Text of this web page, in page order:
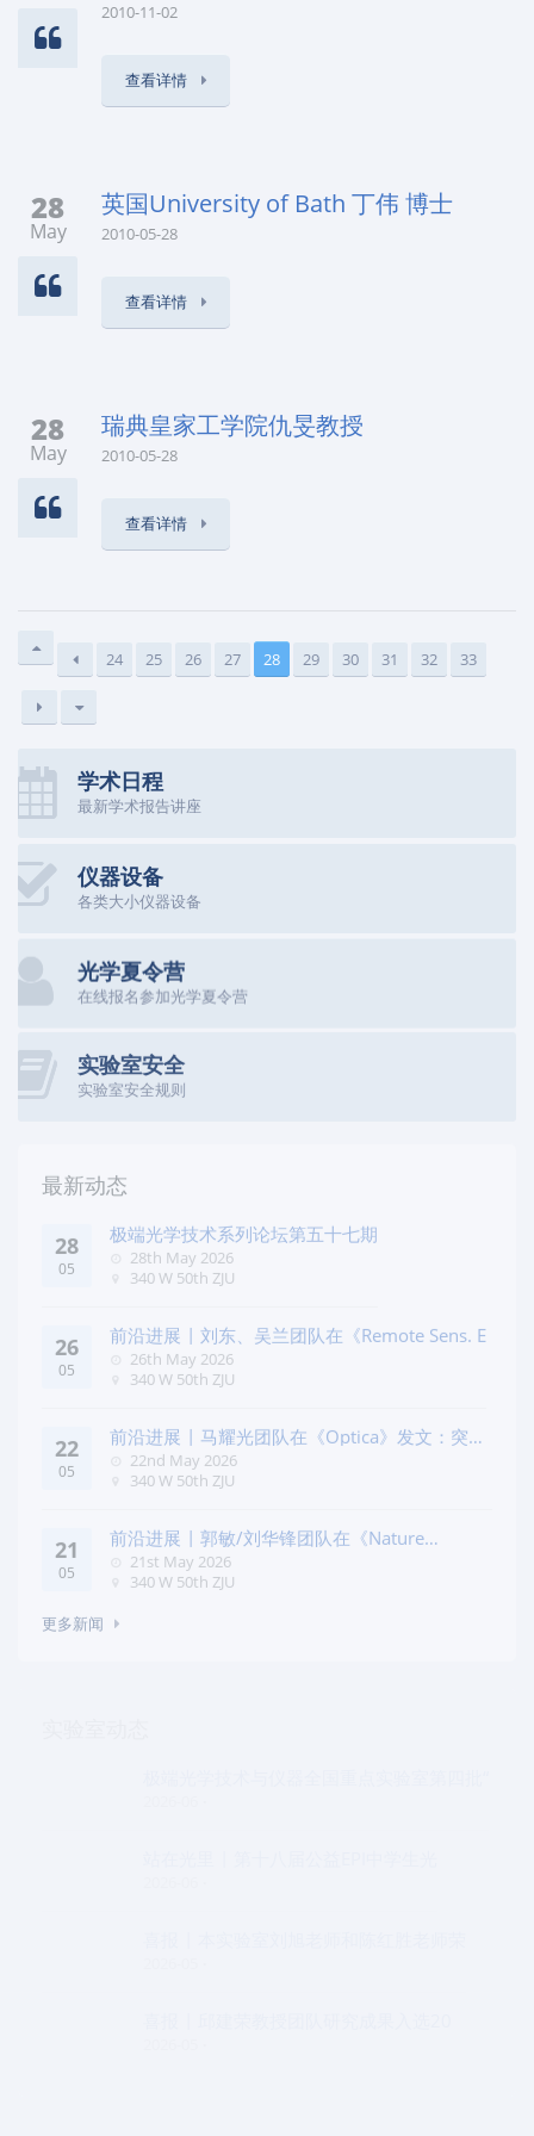
2010-11-02
查看详情
28
May
英国University of Bath 丁伟 博士
2010-05-28
查看详情
28
May
瑞典皇家工学院仇旻教授
2010-05-28
查看详情
24 25 26 27 28 29 30 31 32 33
学术日程
最新学术报告讲座
仪器设备
各类大小仪器设备
光学夏令营
在线报名参加光学夏令营
实验室安全
实验室安全规则
最新动态
28
05
极端光学技术系列论坛第五十七期
28th May 2026
340 W 50th ZJU
26
05
前沿进展 | 刘东、吴兰团队在《Remote Sens. E
26th May 2026
340 W 50th ZJU
22
05
前沿进展 | 马耀光团队在《Optica》发文：突破
几何相位
22nd May 2026
340 W 50th ZJU
21
05
前沿进展 | 郭敏/刘华锋团队在《Nature
Commun
21st May 2026
340 W 50th ZJU
更多新闻